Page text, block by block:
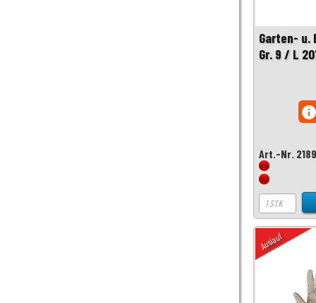
Garten- u.
Gr. 9 / L
Art.-Nr.
Auslauf